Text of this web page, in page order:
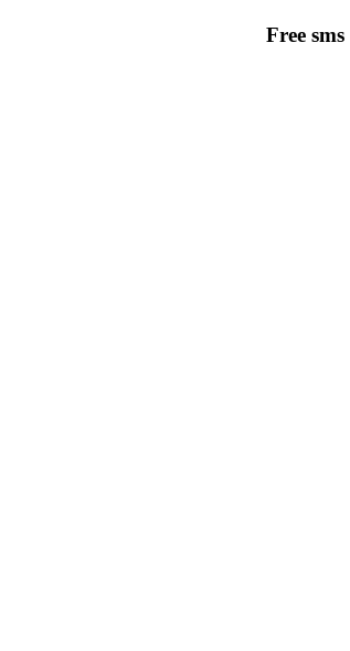
Free sms